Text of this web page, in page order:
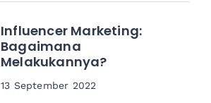
Influencer Marketing:
Bagaimana
Melakukannya?
13 September 2022